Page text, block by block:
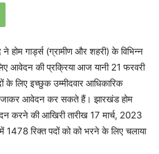
होम गार्ड्स (ग्रामीण और शहरी) के विभिन्न
आवेदन की प्रक्रिया आज यानी 21 फरवरी
लिए इच्छुक उम्मीदवार आधिकारिक
आवेदन कर सकते हैं। झारखंड होम
करने की आखिरी तारीख 17 मार्च, 2023
1478 रिक्त पदों को को भरने के लिए चलाया